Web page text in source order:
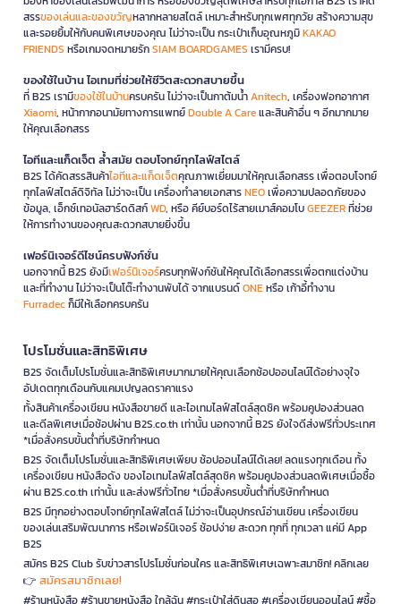
สรรของเล่นและของขวัญหลากหลายสไตล์ เหมาะสำหรับทุกเพศทุกวัย สร้างความสุข
และรอยยิ้มให้กับคนพิเศษของคุณ ไม่ว่าจะเป็น กระเป๋าเก็บอุณหภูมิKAKAO
FRIENDS หรือเกมจดหมายรักSIAM BOARDGAMES เรามีครบ!
ของใช้ในบ้าน ไอเทมที่ช่วยให้ชีวิตสะดวกสบายขึ้น
ที่ B2S เรามีของใช้ในบ้านครบครัน ไม่ว่าจะเป็นกาต้มน้ำAnitech, เครื่องฟอกอากาศ
Xiaomi, หน้ากากอนามัยทางการแพทย์Double A Careและสินค้าอื่น ๆ อีกมากมาย
ให้คุณเลือกสรร
ไอทีและแก็ดเจ็ต ล้ำสมัย ตอบโจทย์ทุกไลฟ์สไตล์
B2S ได้คัดสรรสินค้าไอทีและแก็ดเจ็ตคุณภาพเยี่ยมมาให้คุณเลือกสรร เพื่อตอบโจทย์
ทุกไลฟ์สไตล์ดิจิทัล ไม่ว่าจะเป็น เครื่องทำลายเอกสารNEOเพื่อความปลอดภัยของ
ข้อมูล, เอ็กซ์เทอนัลฮาร์ดดิสก์WD, หรือ คีย์บอร์ดไร้สายเมาส์คอมโบGEEZERที่ช่วย
ให้การทำงานของคุณสะดวกสบายยิ่งขึ้น
เฟอร์นิเจอร์ดีไซน์ครบฟังก์ชั่น
นอกจากนี้ B2S ยังมีเฟอร์นิเจอร์ครบทุกฟังก์ชันให้คุณได้เลือกสรรเพื่อตกแต่งบ้าน
และที่ทำงาน ไม่ว่าจะเป็นโต๊ะทำงานพับได้ จากแบรนด์ONEหรือ เก้าอี้ทำงาน
Furradecก็มีให้เลือกครบครัน
โปรโมชั่นและสิทธิพิเศษ
B2S จัดเต็มโปรโมชั่นและสิทธิพิเศษมากมายให้คุณเลือกช้อปออนไลน์ได้อย่างจุใจ
อัปเดตทุกเดือนกับแคมเปญลดราคาแรง
ทั้งสินค้าเครื่องเขียน หนังสือขายดี และไอเทมไลฟ์สไตล์สุดชิค พร้อมคูปองส่วนลด
และดีลพิเศษเมื่อช้อปผ่าน B2S.co.th เท่านั้น นอกจากนี้ B2S ยังใจดีส่งฟรีทั่วประเทศ
*เมื่อสั่งครบขั้นต่ำที่บริษัทกำหนด
B2S จัดเต็มโปรโมชั่นและสิทธิพิเศษเพียบ ช้อปออนไลน์ได้เลย! ลดแรงทุกเดือน ทั้ง
เครื่องเขียน หนังสือดัง ของไอเทมไลฟ์สไตล์สุดชิค พร้อมคูปองส่วนลดพิเศษเมื่อซื้อ
ผ่าน B2S.co.th เท่านั้น และส่งฟรีทั่วไทย *เมื่อสั่งครบขั้นต่ำที่บริษัทกำหนด
B2S มีทุกอย่างตอบโจทย์ทุกไลฟ์สไตล์ ไม่ว่าจะเป็นอุปกรณ์อ่านเขียน เครื่องเขียน
ของเล่นเสริมพัฒนาการ หรือเฟอร์นิเจอร์ ช้อปง่าย สะดวก ทุกที่ ทุกเวลา แค่มี App
B2S
สมัคร B2S Club รับข่าวสารโปรโมชั่นก่อนใคร และสิทธิพิเศษเฉพาะสมาชิก! คลิกเลย
👉 สมัครสมาชิกเลย!
#ร้านหนังสือ #ร้านขายหนังสือ ใกล้ฉัน #กระเป๋าใส่ดินสอ #เครื่องเขียนออนไลน์ #ซื้อ